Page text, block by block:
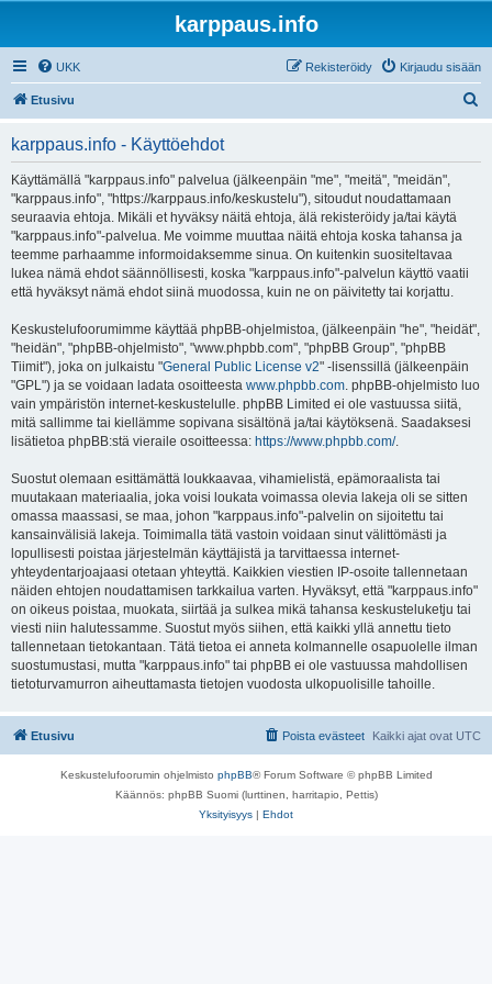
karppaus.info
UKK Kirjaudu sisään
Rekisteröidy
Etusivu
karppaus.info - Käyttöehdot
Käyttämällä "karppaus.info" palvelua (jälkeenpäin "me", "meitä", "meidän",
"karppaus.info", "https://karppaus.info/keskustelu"), sitoudut noudattamaan
seuraavia ehtoja. Mikäli et hyväksy näitä ehtoja, älä rekisteröidy ja/tai käytä
"karppaus.info"-palvelua. Me voimme muuttaa näitä ehtoja koska tahansa ja
teemme parhaamme informoidaksemme sinua. On kuitenkin suositeltavaa
lukea nämä ehdot säännöllisesti, koska "karppaus.info"-palvelun käyttö vaatii
että hyväksyt nämä ehdot siinä muodossa, kuin ne on päivitetty tai korjattu.
Keskustelufoorumimme käyttää phpBB-ohjelmistoa, (jälkeenpäin "he", "heidät",
"heidän", "phpBB-ohjelmisto", "www.phpbb.com", "phpBB Group", "phpBB
Tiimit"), joka on julkaistu "General Public License v2" -lisenssillä (jälkeenpäin
"GPL") ja se voidaan ladata osoitteesta www.phpbb.com. phpBB-ohjelmisto luo
vain ympäristön internet-keskustelulle. phpBB Limited ei ole vastuussa siitä,
mitä sallimme tai kiellämme sopivana sisältönä ja/tai käytöksenä. Saadaksesi
lisätietoa phpBB:stä vieraile osoitteessa: https://www.phpbb.com/.
Suostut olemaan esittämättä loukkaavaa, vihamielistä, epämoraalista tai
muutakaan materiaalia, joka voisi loukata voimassa olevia lakeja oli se sitten
omassa maassasi, se maa, johon "karppaus.info"-palvelin on sijoitettu tai
kansainvälisiä lakeja. Toimimalla tätä vastoin voidaan sinut välittömästi ja
lopullisesti poistaa järjestelmän käyttäjistä ja tarvittaessa internet-
yhteydentarjoajaasi otetaan yhteyttä. Kaikkien viestien IP-osoite tallennetaan
näiden ehtojen noudattamisen tarkkailua varten. Hyväksyt, että "karppaus.info"
on oikeus poistaa, muokata, siirtää ja sulkea mikä tahansa keskusteluketju tai
viesti niin halutessamme. Suostut myös siihen, että kaikki yllä annettu tieto
tallennetaan tietokantaan. Tätä tietoa ei anneta kolmannelle osapuolelle ilman
suostumustasi, mutta "karppaus.info" tai phpBB ei ole vastuussa mahdollisen
tietoturvamurron aiheuttamasta tietojen vuodosta ulkopuolisille tahoille.
Etusivu Kaikki ajat ovat UTC
Poista evästeet
Keskustelufoorumin ohjelmisto phpBB® Forum Software © phpBB Limited
Käännös: phpBB Suomi (lurttinen, harritapio, Pettis)
Yksityisyys | Ehdot